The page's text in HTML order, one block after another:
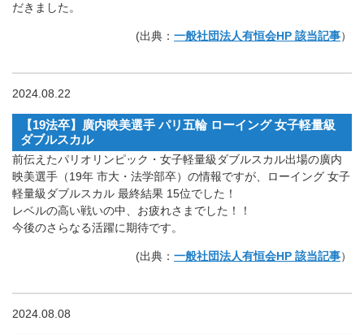
だきました。
(出典： 一般社団法人有恒会HP 該当記事）
2024.08.22
【19法卒】廣内映美選手 パリ五輪 ローイング 女子軽量級
ダブルスカル
前伝えたパリオリンピック・女子軽量級ダブルスカル出場の廣内
映美選手（19年 市大・法学部卒）の情報ですが、ローイング 女子
軽量級ダブルスカル 最終結果 15位でした！
レベルの高い戦いの中、お疲れさまでした！！
今後のさらなる活躍に期待です。
(出典： 一般社団法人有恒会HP 該当記事）
2024.08.08